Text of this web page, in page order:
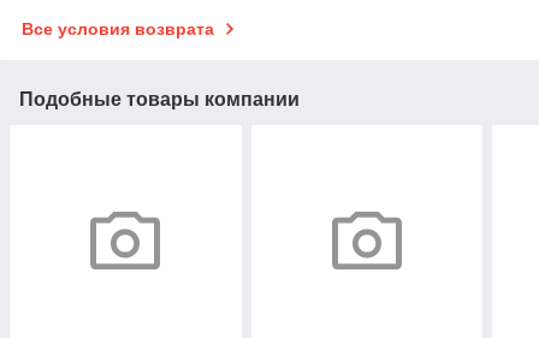
Все условия возврата
Подобные товары компании